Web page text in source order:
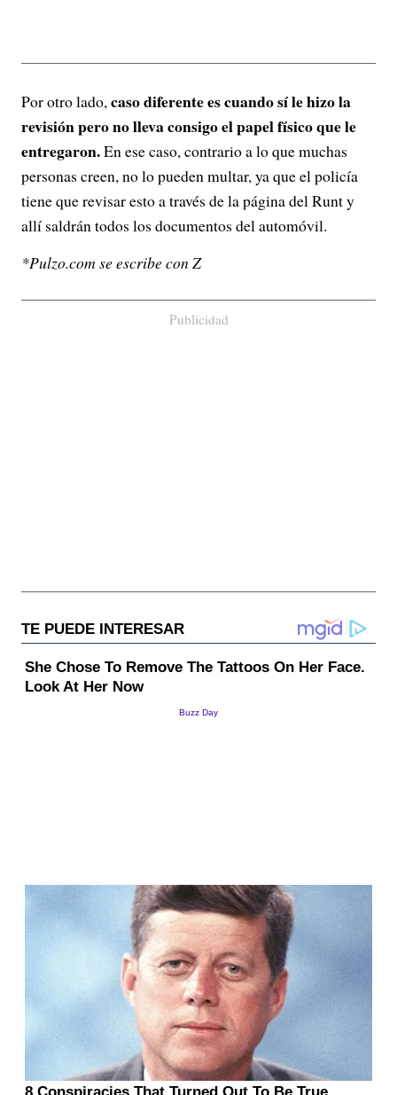
Por otro lado,caso diferente es cuando sí le hizo la
revisión pero no lleva consigo el papel físico que le
entregaron.En ese caso, contrario a lo que muchas
personas creen, no lo pueden multar, ya que el policía
tiene que revisar esto a través de la página del Runt y
allí saldrán todos los documentos del automóvil.
*Pulzo.com se escribe con Z
Publicidad